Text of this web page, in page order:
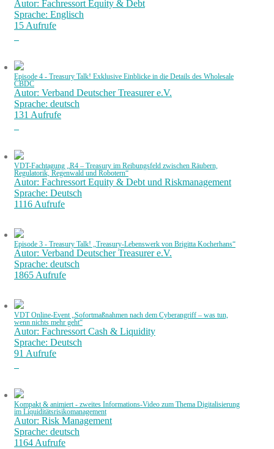
Autor: Fachressort Equity & Debt
Sprache: Englisch
15 Aufrufe
Episode 4 - Treasury Talk! Exklusive Einblicke in die Details des Wholesale
CBDC
Autor: Verband Deutscher Treasurer e.V.
Sprache: deutsch
131 Aufrufe
VDT-Fachtagung „R4 – Treasury im Reibungsfeld zwischen Räubern,
Regulatorik, Regenwald und Robotern“
Autor: Fachressort Equity & Debt und Riskmanagement
Sprache: Deutsch
1116 Aufrufe
Episode 3 - Treasury Talk! „Treasury-Lebenswerk von Brigitta Kocherhans“
Autor: Verband Deutscher Treasurer e.V.
Sprache: deutsch
1865 Aufrufe
VDT Online-Event „Sofortmaßnahmen nach dem Cyberangriff – was tun,
wenn nichts mehr geht“
Autor: Fachressort Cash & Liquidity
Sprache: Deutsch
91 Aufrufe
Kompakt & animiert - zweites Informations-Video zum Thema Digitalisierung
im Liquiditätsrisikomanagement
Autor: Risk Management
Sprache: deutsch
1164 Aufrufe